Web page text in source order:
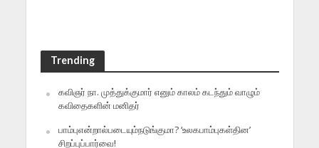
Trending
கவிஞர் நா. முத்துக்குமார் எனும் காலம் கடந்தும் வாழும்
கவிதைகளின் மனிதர்
பாம்புஎன்றால்படையும்நடுங்குமா? ‘உலகபாம்புகள்தின’
சிறப்புப்பார்வை!